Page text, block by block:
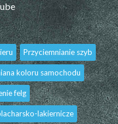
Przyciemnianie szyb
koloru samochodu
felg
lakiernicze